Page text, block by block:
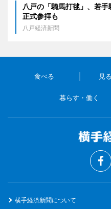
八戸の「騎馬打毬」、若
正式参拝も
八戸経済新聞
食べる 見
暮らす・働く
横手経済新聞について